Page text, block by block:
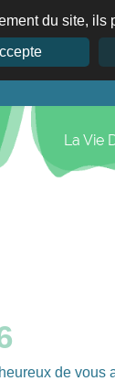
du site,
La Vie
de vous